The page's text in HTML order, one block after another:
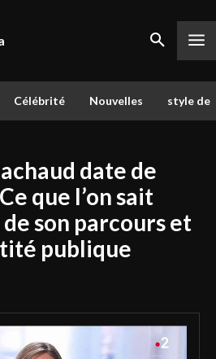
Célébrité Nouvelles style de
date de
que l’on sait
son parcours et
publique